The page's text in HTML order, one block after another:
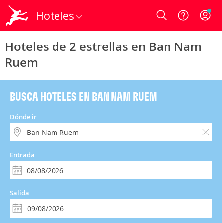
Hoteles Login
Hoteles de 2 estrellas en Ban Nam
Ruem
BUSCA HOTELES EN BAN NAM RUEM
Dónde ir
Entrada
Salida